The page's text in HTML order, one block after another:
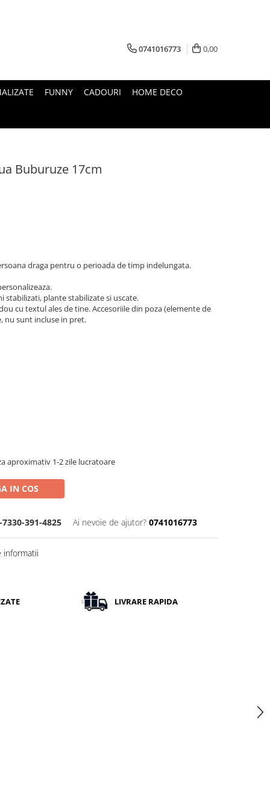
0741016773 0,00
FUNNY CADOURI HOME DECO
Buburuze 17cm
draga pentru o perioada de timp indelungata.
plante stabilizate si uscate.
cu textul ales de tine. Accesoriile din poza (elemente de
nu sunt incluse in pret.
aproximativ 1-2 zile lucratoare
IN COS
391-4825 Ai nevoie de ajutor? 0741016773
informatii
LIVRARE RAPIDA